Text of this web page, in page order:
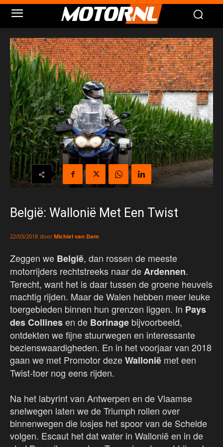
België: Wallonië Met Een Twist
22/03/2018 door Michiel van Dam
Zeggen we België, dan rossen de meeste
motorrijders rechtstreeks naar deArdennen.
Terecht, want het is daar tussen de groene heuvels
machtig rijden. Maar de Walen hebben meer leuke
toergebieden binnen hun grenzen liggen. In Pays
des Collinesen de Borinage bijvoorbeeld,
ontdekten we fijne stuurwegen en interessante
bezienswaardigheden. En in het voorjaar van 2018
gaan we met Promotor dezeWallonië met een
Twist-toer nog eens rijden.
Na het labyrint van Antwerpen en de Vlaamse
snelwegen laten we de Triumph rollen over
binnenwegen die losjes het spoor van de Schelde
volgen. Escaut het dat water in Wallonië en in de